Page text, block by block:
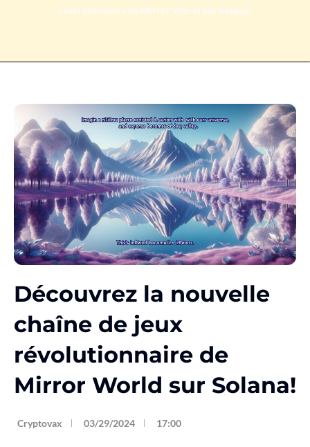
révolutionnaire de Mirror World sur Solana!
Découvrez la nouvelle
chaîne de jeux
révolutionnaire de
Mirror World sur Solana!
Cryptovax 03/29/2024 17:00